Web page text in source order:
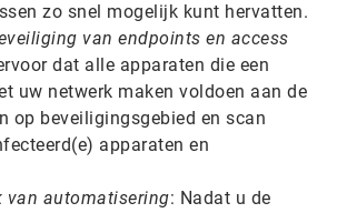
zo snel mogelijk kunt hervatten.
van endpoints en access
dat alle apparaten die een
uw netwerk maken voldoen aan de
op beveiligingsgebied en scan
apparaten en
van automatisering: Nadat u de